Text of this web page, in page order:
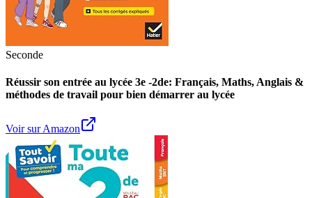
Seconde
Réussir son entrée au lycée 3e -2de: Français, Maths, Anglais &
méthodes de travail pour bien démarrer au lycée
Voir sur Amazon